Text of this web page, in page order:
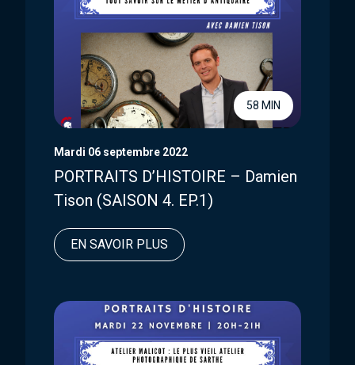
58 MIN
Mardi 06 septembre 2022
PORTRAITS D’HISTOIRE – Damien
Tison (SAISON 4. EP.1)
EN SAVOIR PLUS